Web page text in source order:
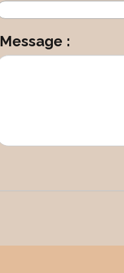
Message :